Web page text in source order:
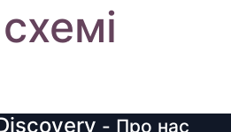
- Про нас